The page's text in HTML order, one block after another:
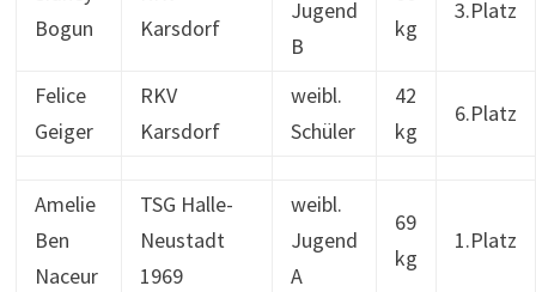
Bogun
Karsdorf
Jugend
B
kg
3.Platz
Felice
Geiger
RKV
Karsdorf
weibl.
Schüler
42
kg
6.Platz
Amelie
Ben
Naceur
TSG Halle-
Neustadt
1969
weibl.
Jugend
A
69
kg
1.Platz